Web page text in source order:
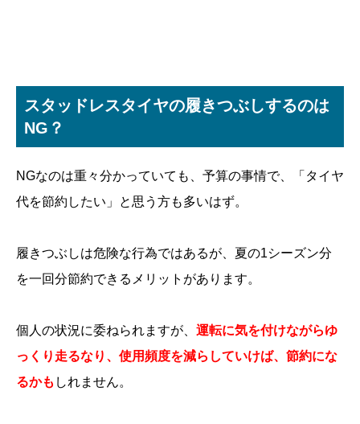
スタッドレスタイヤの履きつぶしするのは
NG？
NGなのは重々分かっていても、予算の事情で、「タイヤ
代を節約したい」と思う方も多いはず。
履きつぶしは危険な行為ではあるが、夏の1シーズン分
を一回分節約できるメリットがあります。
個人の状況に委ねられますが、 運転に気を付けながらゆ
っくり走るなり、使用頻度を減らしていけば、節約にな
るかも しれません。